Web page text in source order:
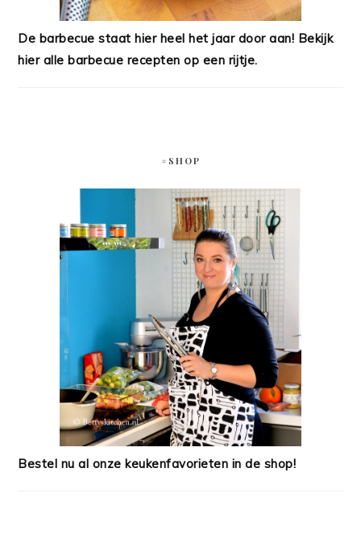
De barbecue staat hier heel het jaar door aan! Bekijk
hier alle barbecue recepten op een rijtje.
#SHOP
Bestel nu al onze keukenfavorieten in de shop!